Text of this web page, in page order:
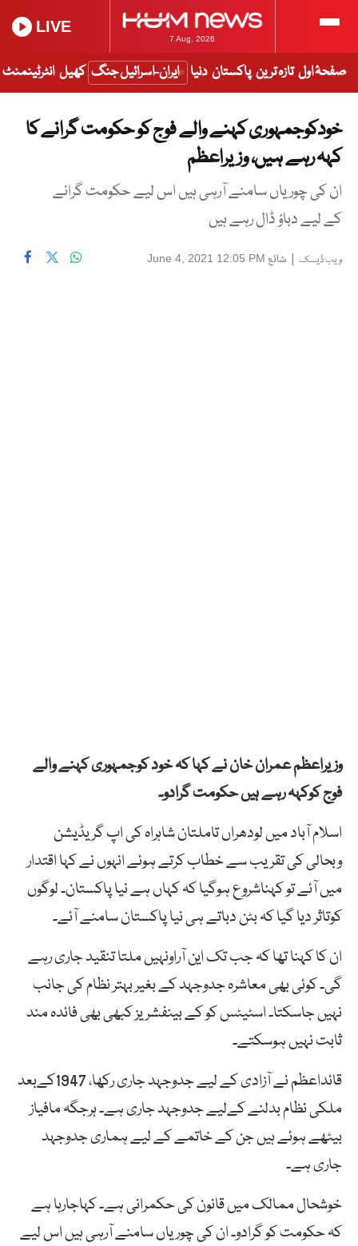
7 Aug, 2026
LIVE
صفحۂ اول تازہ ترین پاکستان دنیا ایران-اسرائیل جنگ کھیل انٹرٹینمنٹ
خودکوجمہوری کہنے والے فوج کو حکومت گرانے کا
کہہ رہے ہیں، وزیراعظم
ان کی چوریاں سامنے آرہی ہیں اس لیے حکومت گرانے
کے لیے دباؤ ڈال رہے ہیں
ویب ڈیسک | شائع June 4, 2021 12:05 PM
وزیراعظم عمران خان نے کہا کہ خود کوجمہوری کہنے والے
فوج کوکہہ رہے ہیں حکومت گرادو۔
اسلام آباد میں لودھراں تاملتان شاہراہ کی اپ گریڈیشن
وبحالی کی تقریب سے خطاب کرتے ہوئے انہوں نے کہا اقتدار
میں آئے تو کہناشروع ہوگیا کہ کہاں ہے نیا پاکستان۔ لوگوں
کوتاثر دیا گیا کہ بٹن دباتے ہی نیا پاکستان سامنے آئے۔
ان کا کہنا تھا کہ جب تک این آراونہیں ملتا تنقید جاری رہے
گی۔ کوئی بھی معاشرہ جدوجہد کے بغیر بہتر نظام کی جانب
نہیں جاسکتا۔ اسٹیٹس کو کے بینفشریز کبھی بھی فائدہ مند
ثابت نہیں ہوسکتے۔
قائداعظم نے آزادی کے لیے جدوجہد جاری رکھا، 1947کےبعد
ملکی نظام بدلنے کےلیے جدوجہد جاری ہے۔ ہرجگہ مافیاز
بیٹھے ہوئے ہیں جن کے خاتمے کے لیے ہماری جدوجہد
جاری ہے۔
خوشحال ممالک میں قانون کی حکمرانی ہے۔ کہاجارہا ہے
کہ حکومت کو گرادو۔ ان کی چوریاں سامنے آرہی ہیں اس لیے